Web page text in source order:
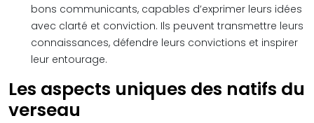
bons communicants, capables d’exprimer leurs idées
avec clarté et conviction. Ils peuvent transmettre leurs
connaissances, défendre leurs convictions et inspirer
leur entourage.
Les aspects uniques des natifs du
verseau